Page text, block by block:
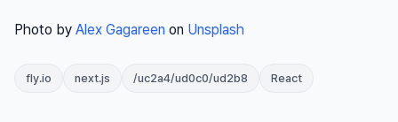
Photo by Alex Gagareen on Unsplash
fly.io next.js /uc2a4/ud0c0/ud2b8 React